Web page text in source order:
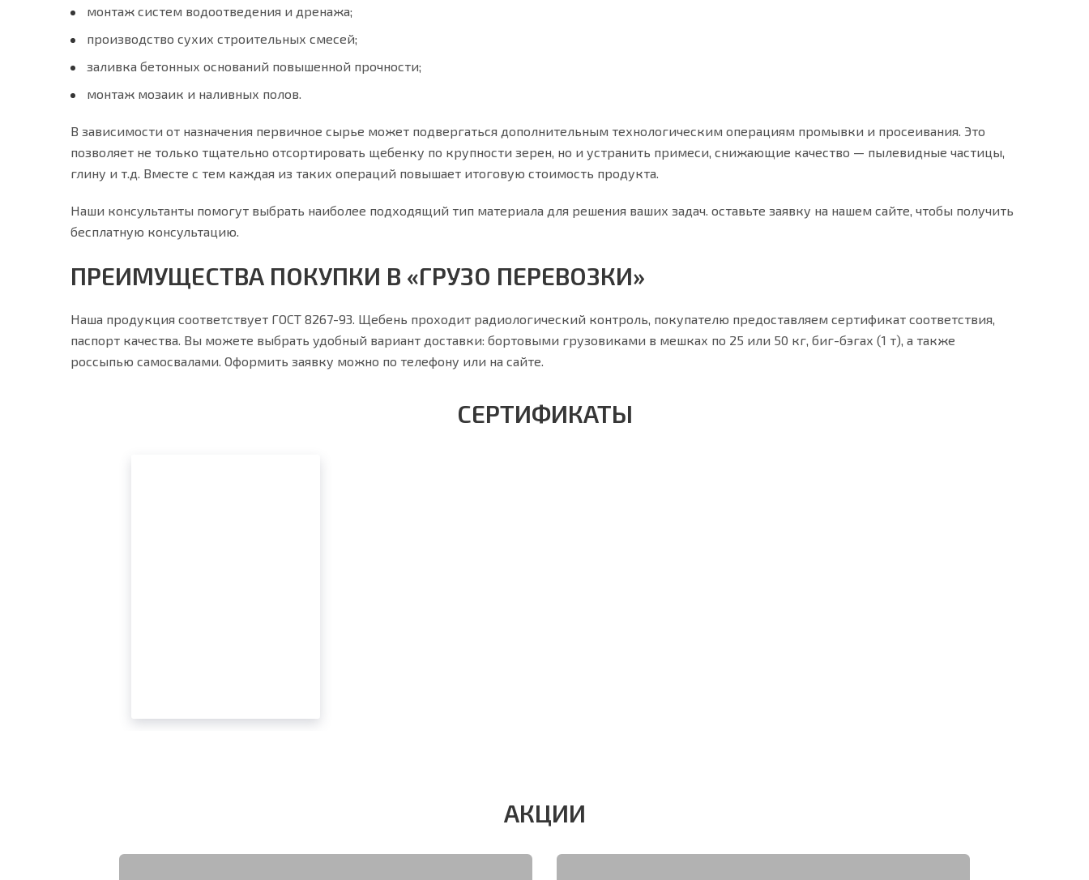
монтаж систем водоотведения и дренажа;
производство сухих строительных смесей;
заливка бетонных оснований повышенной прочности;
монтаж мозаик и наливных полов.
В зависимости от назначения первичное сырье может подвергаться дополнительным технологическим операциям промывки и просеивания. Это
позволяет не только тщательно отсортировать щебенку по крупности зерен, но и устранить примеси, снижающие качество — пылевидные частицы,
глину и т.д. Вместе с тем каждая из таких операций повышает итоговую стоимость продукта.
Наши консультанты помогут выбрать наиболее подходящий тип материала для решения ваших задач. оставьте заявку на нашем сайте, чтобы получить
бесплатную консультацию.
ПРЕИМУЩЕСТВА ПОКУПКИ В «ГРУЗО ПЕРЕВОЗКИ»
Наша продукция соответствует ГОСТ 8267-93. Щебень проходит радиологический контроль, покупателю предоставляем сертификат соответствия,
паспорт качества. Вы можете выбрать удобный вариант доставки: бортовыми грузовиками в мешках по 25 или 50 кг, биг-бэгах (1 т), а также
россыпью самосвалами. Оформить заявку можно по телефону или на сайте.
СЕРТИФИКАТЫ
АКЦИИ